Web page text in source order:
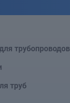
трубопроводов
труб